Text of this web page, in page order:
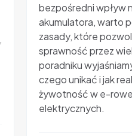
bezpośredni wpływ
akumulatora, warto
zasady, które
sprawność przez
poradniku
czego unikać i jak
żywotność w e-
elektrycznych.